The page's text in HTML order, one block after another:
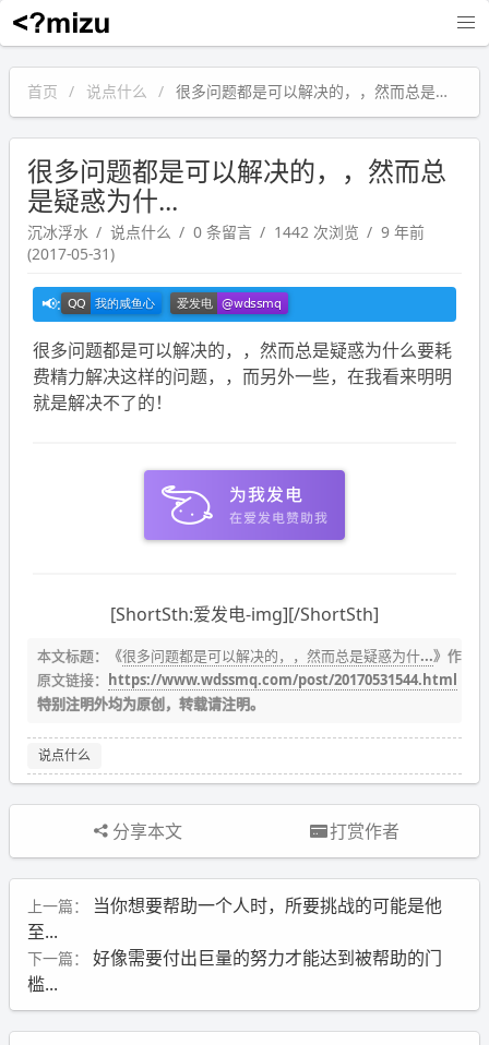
沉冰浮水
首页 说点什么 很多问题都是可以解决的，，然而总是疑惑为什...
很多问题都是可以解决的，，然而总
是疑惑为什...
沉冰浮水 说点什么 0 条留言 1442 次浏览
9 年前
(2017-05-31)
很多问题都是可以解决的，，然而总是疑惑为什么要耗
费精力解决这样的问题，，而另外一些，在我看来明明
就是解决不了的！
[ShortSth:爱发电-img][/ShortSth]
本文标题：《很多问题都是可以解决的，，然而总是疑惑为什...》作者：
原文链接： https://www.wdssmq.com/post/20170531544.html
特别注明外均为原创，转载请注明。
说点什么
分享本文 打赏作者
上一篇：
当你想要帮助一个人时，所要挑战的可能是他
至...
下一篇：
好像需要付出巨量的努力才能达到被帮助的门
槛...